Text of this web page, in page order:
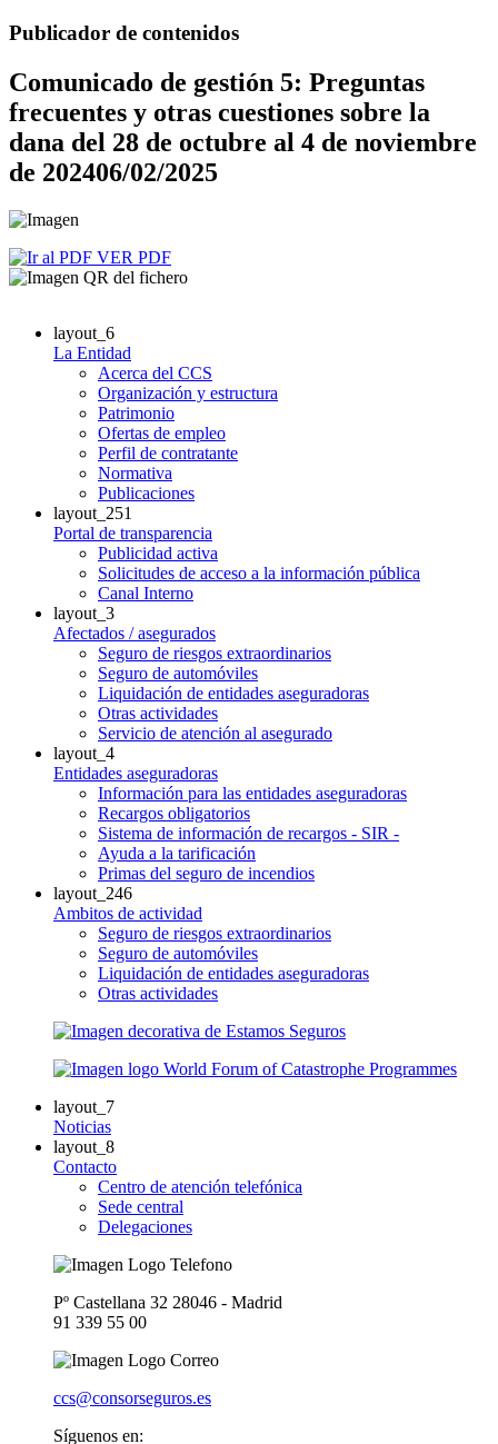
Publicador de contenidos
Comunicado de gestión 5: Preguntas
frecuentes y otras cuestiones sobre la
dana del 28 de octubre al 4 de noviembre
de 202406/02/2025
VER PDF
layout_6
La Entidad
Acerca del CCS
Organización y estructura
Patrimonio
Ofertas de empleo
Perfil de contratante
Normativa
Publicaciones
layout_251
Portal de transparencia
Publicidad activa
Solicitudes de acceso a la información pública
Canal Interno
layout_3
Afectados / asegurados
Seguro de riesgos extraordinarios
Seguro de automóviles
Liquidación de entidades aseguradoras
Otras actividades
Servicio de atención al asegurado
layout_4
Entidades aseguradoras
Información para las entidades aseguradoras
Recargos obligatorios
Sistema de información de recargos - SIR -
Ayuda a la tarificación
Primas del seguro de incendios
layout_246
Ambitos de actividad
Seguro de riesgos extraordinarios
Seguro de automóviles
Liquidación de entidades aseguradoras
Otras actividades
layout_7
Noticias
layout_8
Contacto
Centro de atención telefónica
Sede central
Delegaciones
Pº Castellana 32 28046 - Madrid
91 339 55 00
ccs@consorseguros.es
Síguenos en: